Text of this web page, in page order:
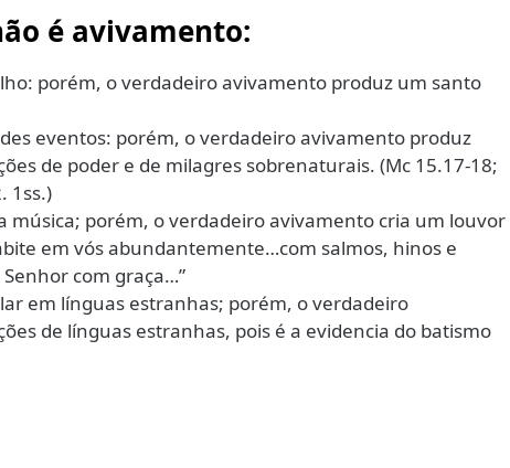
é avivamento:
porém, o verdadeiro avivamento produz um santo
eventos: porém, o verdadeiro avivamento produz
de poder e de milagres sobrenaturais. (Mc 15.17-18;
1ss.)
música; porém, o verdadeiro avivamento cria um louvor
em vós abundantemente…com salmos, hinos e
com graça…”
em línguas estranhas; porém, o verdadeiro
de línguas estranhas, pois é a evidencia do batismo